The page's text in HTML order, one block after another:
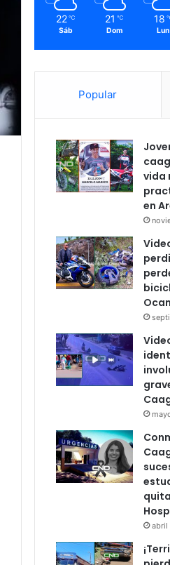
22 ℃
Sáb
21 ℃
Dom
18
Lun
Popular
vida
en
abril